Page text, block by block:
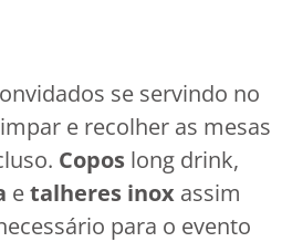
se servindo no
e recolher as mesas
Copos long drink,
etalheres inox assim
para o evento